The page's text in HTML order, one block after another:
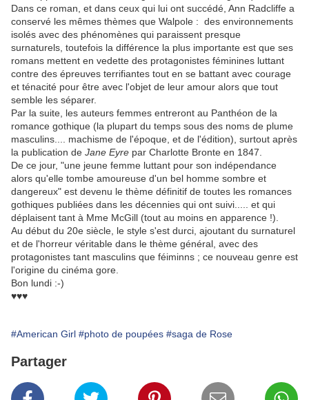
Dans ce roman, et dans ceux qui lui ont succédé, Ann Radcliffe a
conservé les mêmes thèmes que Walpole : des environnements
isolés avec des phénomènes qui paraissent presque
surnaturels, toutefois la différence la plus importante est que ses
romans mettent en vedette des protagonistes féminines luttant
contre des épreuves terrifiantes tout en se battant avec courage
et ténacité pour être avec l'objet de leur amour alors que tout
semble les séparer.
Par la suite, les auteurs femmes entreront au Panthéon de la
romance gothique (la plupart du temps sous des noms de plume
masculins.... machisme de l'époque, et de l'édition), surtout après
la publication de Jane Eyre par Charlotte Bronte en 1847.
De ce jour, "une jeune femme luttant pour son indépendance
alors qu'elle tombe amoureuse d'un bel homme sombre et
dangereux" est devenu le thème définitif de toutes les romances
gothiques publiées dans les décennies qui ont suivi..... et qui
déplaisent tant à Mme McGill (tout au moins en apparence !).
Au début du 20e siècle, le style s'est durci, ajoutant du surnaturel
et de l'horreur véritable dans le thème général, avec des
protagonistes tant masculins que féiminns ; ce nouveau genre est
l'origine du cinéma gore.
Bon lundi :-)
♥♥♥
#American Girl #photo de poupées #saga de Rose
Partager